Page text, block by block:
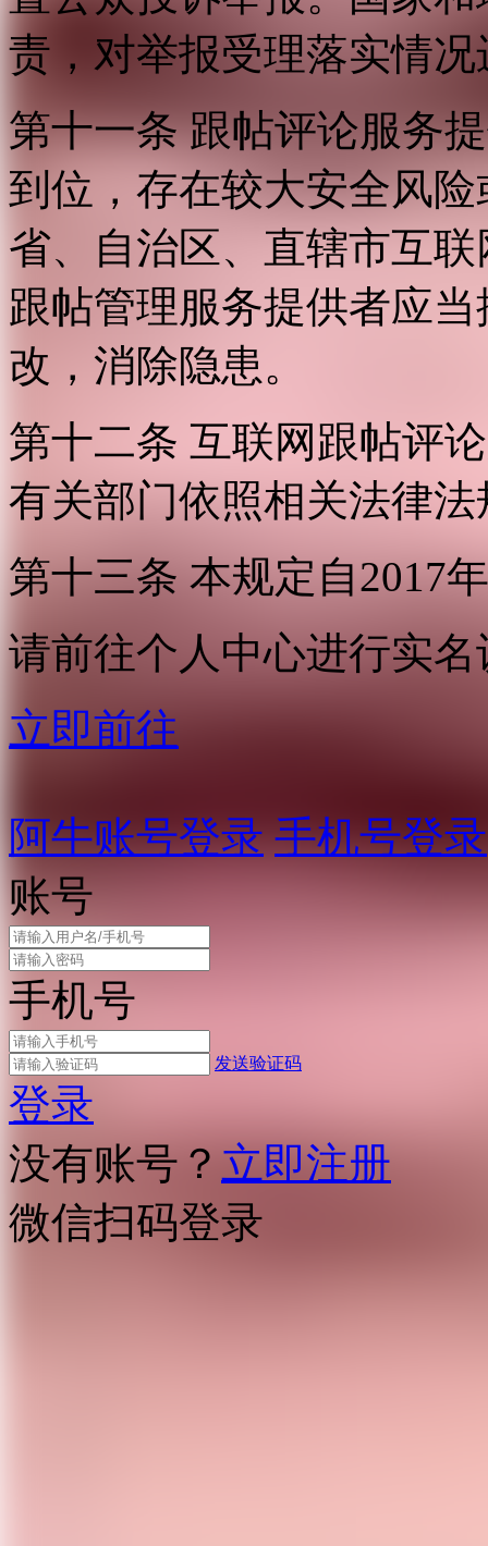
责，对举报受理落实情
第十一条 跟帖评论服务
到位，存在较大安全风
省、自治区、直辖市互
跟帖管理服务提供者应
改，消除隐患。
第十二条 互联网跟帖评
有关部门依照相关法律
第十三条 本规定自2017
请前往个人中心进行实名
立即前往
阿牛账号登录 手机号登录
账号
手机号
发送验证码
登录
没有账号？ 立即注册
微信扫码登录